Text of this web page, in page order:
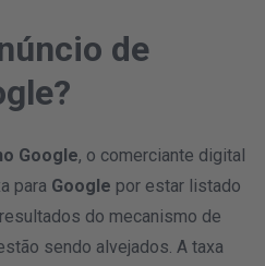
de
Google, o comerciante digital
para Google por estar listado
do mecanismo de
sendo alvejados. A taxa